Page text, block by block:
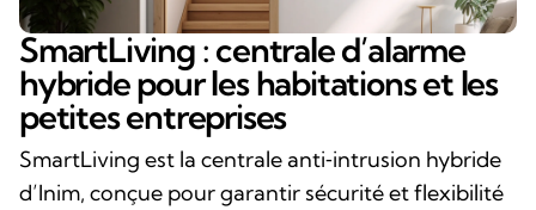
SmartLiving : centrale d’alarme
hybride pour les habitations et les
petites entreprises
SmartLiving est la centrale anti‑intrusion hybride
d’Inim, conçue pour garantir sécurité et flexibilité